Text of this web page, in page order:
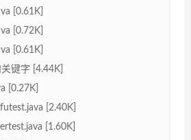
[0.61K]
[0.72K]
[0.61K]
键字 [4.44K]
[0.27K]
[2.40K]
[1.60K]